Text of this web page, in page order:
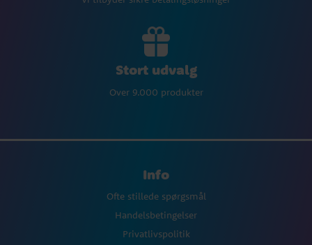
Stort udvalg
Over 9.000 produkter
Info
Ofte stillede spørgsmål
Handelsbetingelser
Privatlivspolitik